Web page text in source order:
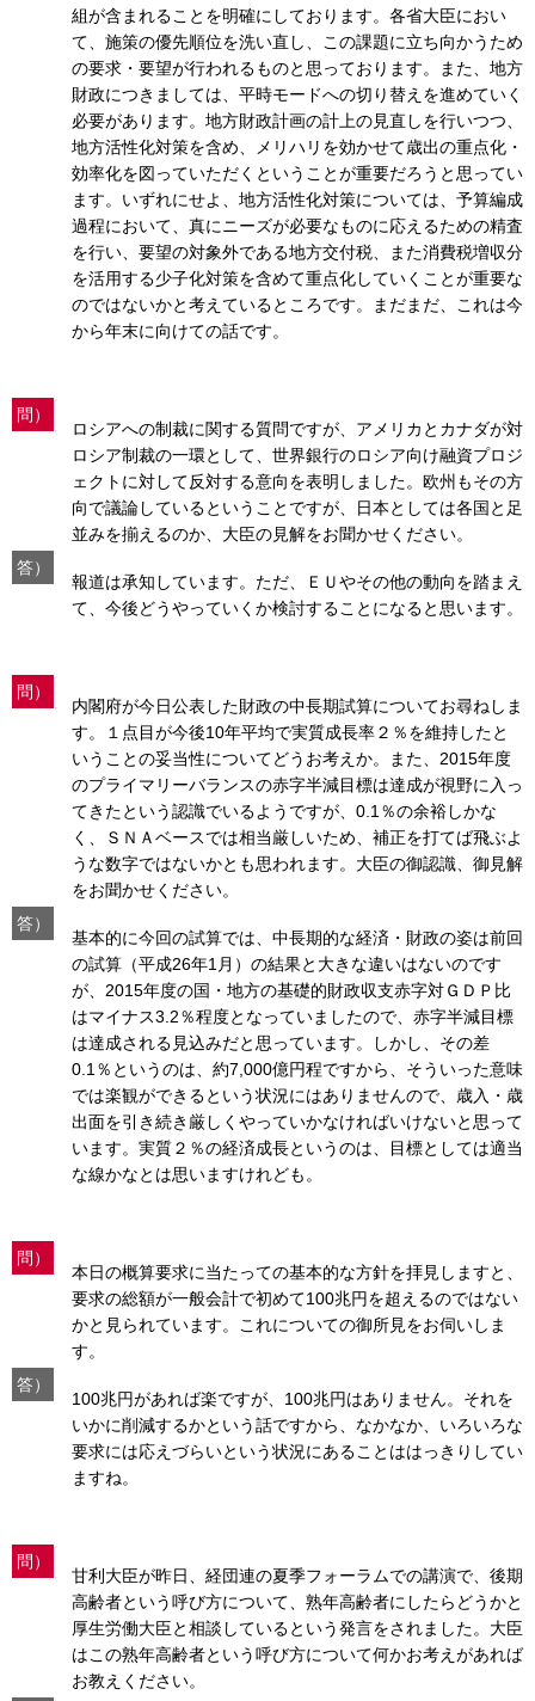
組が含まれることを明確にしております。各省大臣におい
て、施策の優先順位を洗い直し、この課題に立ち向かうため
の要求・要望が行われるものと思っております。また、地方
財政につきましては、平時モードへの切り替えを進めていく
必要があります。地方財政計画の計上の見直しを行いつつ、
地方活性化対策を含め、メリハリを効かせて歳出の重点化・
効率化を図っていただくということが重要だろうと思ってい
ます。いずれにせよ、地方活性化対策については、予算編成
過程において、真にニーズが必要なものに応えるための精査
を行い、要望の対象外である地方交付税、また消費税増収分
を活用する少子化対策を含めて重点化していくことが重要な
のではないかと考えているところです。まだまだ、これは今
から年末に向けての話です。
問）
ロシアへの制裁に関する質問ですが、アメリカとカナダが対
ロシア制裁の一環として、世界銀行のロシア向け融資プロジ
ェクトに対して反対する意向を表明しました。欧州もその方
向で議論しているということですが、日本としては各国と足
並みを揃えるのか、大臣の見解をお聞かせください。
答）
報道は承知しています。ただ、ＥＵやその他の動向を踏まえ
て、今後どうやっていくか検討することになると思います。
問）
内閣府が今日公表した財政の中長期試算についてお尋ねしま
す。１点目が今後10年平均で実質成長率２％を維持したと
いうことの妥当性についてどうお考えか。また、2015年度
のプライマリーバランスの赤字半減目標は達成が視野に入っ
てきたという認識でいるようですが、0.1％の余裕しかな
く、ＳＮＡベースでは相当厳しいため、補正を打てば飛ぶよ
うな数字ではないかとも思われます。大臣の御認識、御見解
をお聞かせください。
答）
基本的に今回の試算では、中長期的な経済・財政の姿は前回
の試算（平成26年1月）の結果と大きな違いはないのです
が、2015年度の国・地方の基礎的財政収支赤字対ＧＤＰ比
はマイナス3.2％程度となっていましたので、赤字半減目標
は達成される見込みだと思っています。しかし、その差
0.1％というのは、約7,000億円程ですから、そういった意味
では楽観ができるという状況にはありませんので、歳入・歳
出面を引き続き厳しくやっていかなければいけないと思って
います。実質２％の経済成長というのは、目標としては適当
な線かなとは思いますけれども。
問）
本日の概算要求に当たっての基本的な方針を拝見しますと、
要求の総額が一般会計で初めて100兆円を超えるのではない
かと見られています。これについての御所見をお伺いしま
す。
答）
100兆円があれば楽ですが、100兆円はありません。それを
いかに削減するかという話ですから、なかなか、いろいろな
要求には応えづらいという状況にあることははっきりしてい
ますね。
問）
甘利大臣が昨日、経団連の夏季フォーラムでの講演で、後期
高齢者という呼び方について、熟年高齢者にしたらどうかと
厚生労働大臣と相談しているという発言をされました。大臣
はこの熟年高齢者という呼び方について何かお考えがあれば
お教えください。